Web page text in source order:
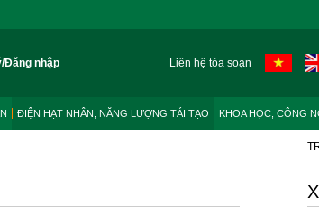
Đăng nhập Liên hệ tòa soạn
ĐIỆN HẠT NHÂN, NĂNG LƯỢNG TÁI TẠO KHOA HỌC, CÔNG